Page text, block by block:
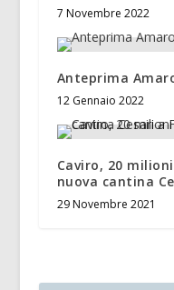
7 Novembre 2022
Anteprima
12 Gennaio 2022
Caviro, 20
nuova cantina
29 Novembre 2021